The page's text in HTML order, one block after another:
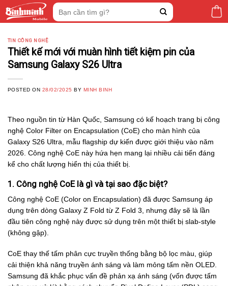
Tìm
kiếm:
TIN CÔNG NGHỆ
Thiết kế mới với muàn hình tiết kiệm pin của
Samsung Galaxy S26 Ultra
POSTED ON 28/02/2025 BY MINH BINH
Theo nguồn tin từ Hàn Quốc, Samsung có kế hoạch trang bị công
nghệ Color Filter on Encapsulation (CoE) cho màn hình của
Galaxy S26 Ultra, mẫu flagship dự kiến được giới thiệu vào năm
2026. Công nghệ CoE này hứa hẹn mang lại nhiều cải tiến đáng
kể cho chất lượng hiển thị của thiết bị.
1. Công nghệ CoE là gì và tại sao đặc biệt?
Công nghệ CoE (Color on Encapsulation) đã được Samsung áp
dụng trên dòng Galaxy Z Fold từ Z Fold 3, nhưng đây sẽ là lần
đầu tiên công nghệ này được sử dụng trên một thiết bị slab-style
(không gập).
CoE thay thế tấm phân cực truyền thống bằng bộ lọc màu, giúp
cải thiện khả năng truyền ánh sáng và làm mỏng tấm nền OLED.
Samsung đã khắc phục vấn đề phản xạ ánh sáng (vốn được tấm